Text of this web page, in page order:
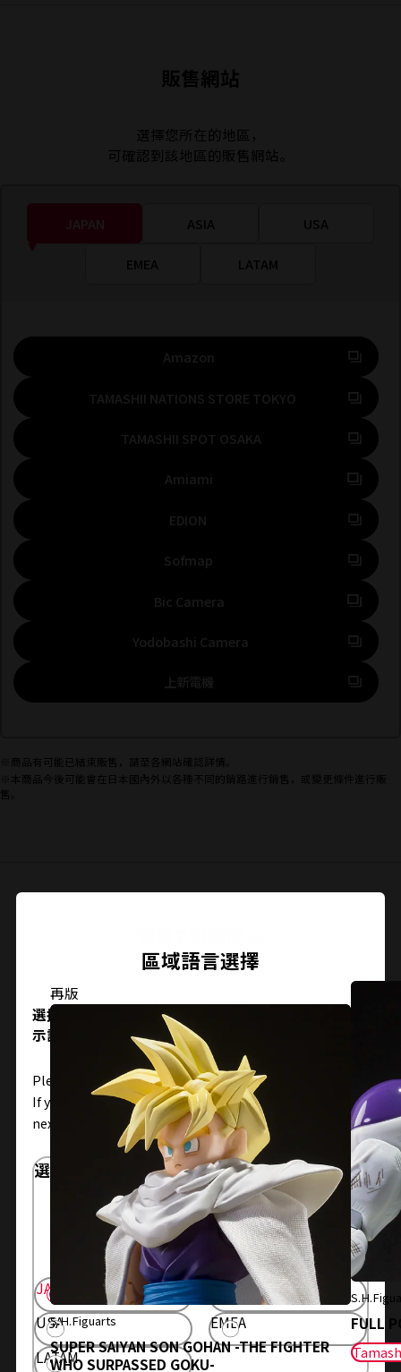
販售網站
選擇您所在的地區，
可確認到該地區的販售網站。
JAPAN ASIA USA
EMEA LATAM
Amazon 前往外部網站（將開啟新分頁）
TAMASHII NATIONS STORE TOKYO 前往外部網站（
TAMASHII SPOT OSAKA前往外部網站（將開啟
Amiami 前往外部網站（將開啟新分頁）
EDION 前往外部網站（將開啟新分頁）
Sofmap 前往外部網站（將開啟新分頁）
Bic Camera 前往外部網站（將開啟新分頁）
Yodobashi Camera 前往外部網站（將開啟新
上新電機前往外部網站（將開啟新分頁）
※商品有可能已結束販售，請至各網站確認詳情。
※本商品今後可能會在日本國內外以各種不同的銷路進行銷售，或變更條件進行販
售。
再版
S.H.Figuarts
SUPER SAIYAN SON GOHAN -THE FIGHTER
WHO SURPASSED GOKU-
FULL
區域語言選擇
選擇您所在的地區和語言。保存後，下次可以跳過顯
示設置。
Please select the area you live in and your language.
If you save, you can skip the display settings from the
next time.
選擇區域
請選擇您居住的地區。
顯示選定區域的信息。
JAPAN
ASIA
USA
EMEA
LATAM